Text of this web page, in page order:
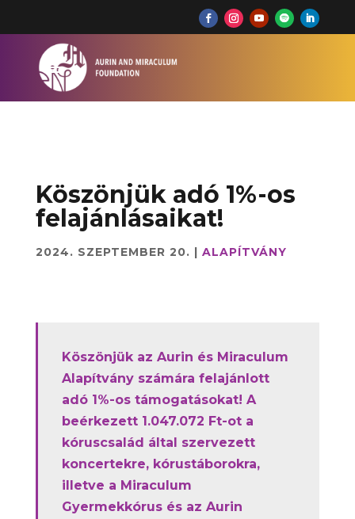
Köszönjük adó 1%-os
felajánlásaikat!
2024. SZEPTEMBER 20. | ALAPÍTVÁNY
Köszönjük az Aurin és Miraculum
Alapítvány számára felajánlott
adó 1%-os támogatásokat! A
beérkezett 1.047.072 Ft-ot a
kóruscsalád által szervezett
koncertekre, kórustáborokra,
illetve a Miraculum
Gyermekkórus és az Aurin